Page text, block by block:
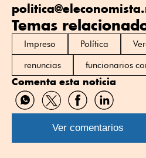
Temas
Impreso Política
renuncias
funcionarios
Comenta esta noticia
Compartir
por
WhatsApp
Compartir
por
Twitter
Compartir
por
Facebook
Compartir
por
Linkedin
Ver comentarios